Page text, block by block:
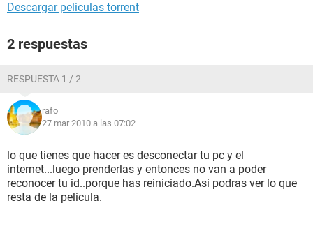
Descargar peliculas torrent
2 respuestas
RESPUESTA 1 / 2
rafo
27 mar 2010 a las 07:02
lo que tienes que hacer es desconectar tu pc y el
internet...luego prenderlas y entonces no van a poder
reconocer tu id..porque has reiniciado.Asi podras ver lo que
resta de la pelicula.